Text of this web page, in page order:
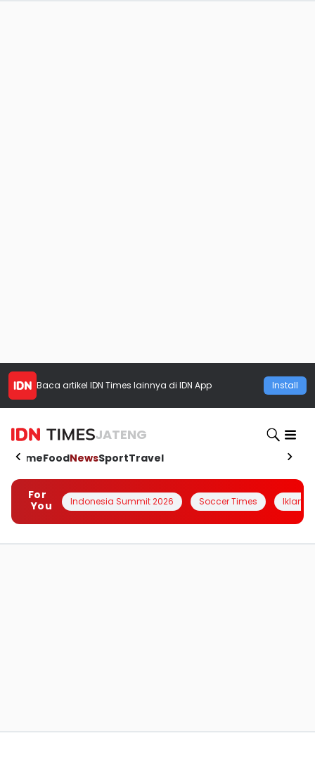
Baca artikel IDN Times lainnya di IDN App Install
JATENG
HomeFoodNewsSportTravel
For
You
Indonesia Summit 2026 Soccer Times Iklanin